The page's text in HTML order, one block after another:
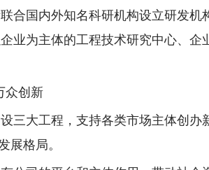
国内外知名科研机构设立研发机
业为主体的工程技术研究中心、企
众创新
三大工程，支持各类市场主体创办
展格局。